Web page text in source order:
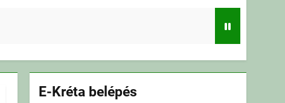
E-Kréta belépés